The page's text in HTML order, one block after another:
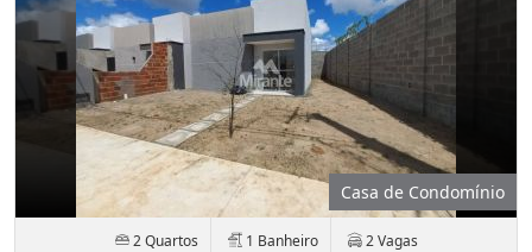
Casa de Condomínio
2 Quartos 1 Banheiro 2 Vagas